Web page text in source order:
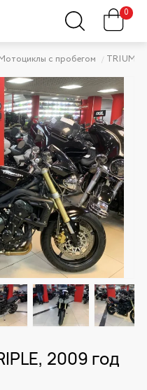
0
с пробегом TRIUMPH
2009 год